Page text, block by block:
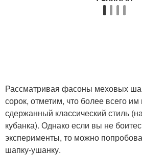
Рассматривая фасоны меховых
сорок, отметим, что более всего им
сдержанный классический стиль
кубанка). Однако если вы не
эксперименты, то можно
шапку-ушанку.